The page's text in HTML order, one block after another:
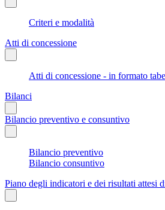
Criteri e modalità
Atti di concessione
Atti di concessione - in formato
Bilanci
Bilancio preventivo e consuntivo
Bilancio preventivo
Bilancio consuntivo
Piano degli indicatori e dei risultati attesi